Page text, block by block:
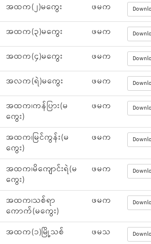
အထက(၂)မကွေး ဖမက
အထက(၃)မကွေး ဖမက
အထက(၄)မကွေး ဖမက
အလက(ရဲ)မကွေး ဖမက
အထက၊ကန်ပြား(မ
ကွေး)
ဖမက
အထက၊မြင်ကွန်း(မ
ကွေး)
ဖမက
အထက၊မိကျောင်းရဲ(မ
ကွေး)
ဖမက
အထက၊သစ်ရာ
ကောက်(မကွေး)
ဖမက
အထက(၁)မြို့သစ် ဖမသ